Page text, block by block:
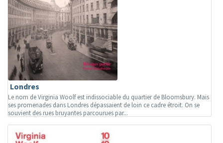
Londres
Le nom de Virginia Woolf est indissociable du quartier de Bloomsbury. Mais
ses promenades dans Londres dépassaient de loin ce cadre étroit. On se
souvient des rues bruyantes parcourues par...